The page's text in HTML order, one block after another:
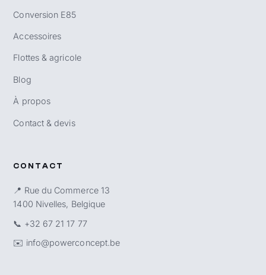
Conversion E85
Accessoires
Flottes & agricole
Blog
À propos
Contact & devis
CONTACT
📍 Rue du Commerce 13
1400 Nivelles, Belgique
📞 +32 67 21 17 77
✉️ info@powerconcept.be